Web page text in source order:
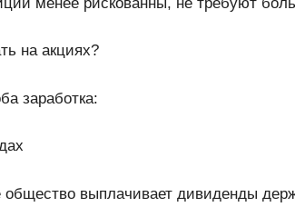
на акциях?
заработка:
общество выплачивает дивиденды